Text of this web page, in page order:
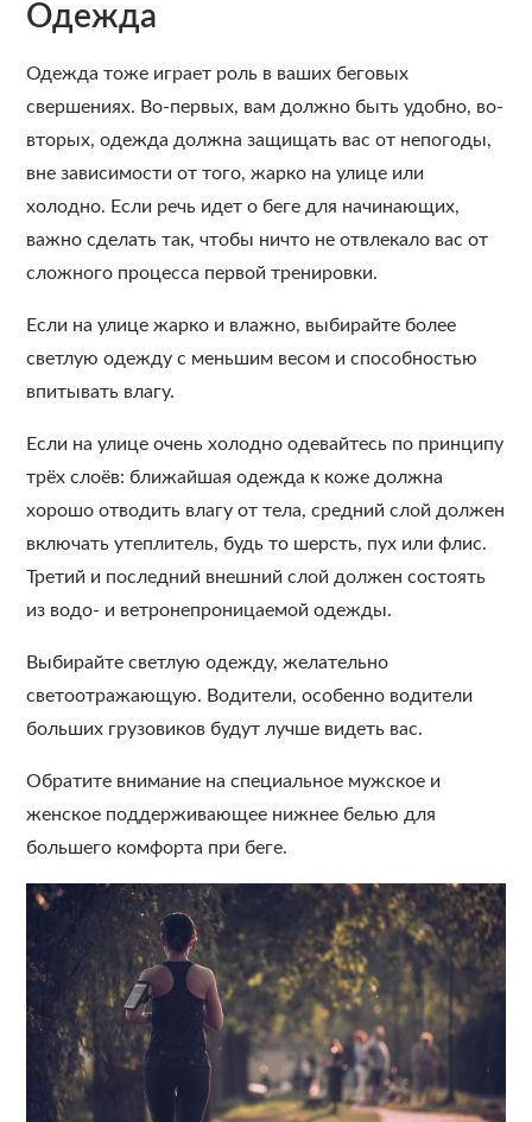
Одежда
Одежда тоже играет роль в ваших беговых
свершениях. Во-первых, вам должно быть удобно, во-
вторых, одежда должна защищать вас от непогоды,
вне зависимости от того, жарко на улице или
холодно. Если речь идет о беге для начинающих,
важно сделать так, чтобы ничто не отвлекало вас от
сложного процесса первой тренировки.
Если на улице жарко и влажно, выбирайте более
светлую одежду с меньшим весом и способностью
впитывать влагу.
Если на улице очень холодно одевайтесь по принципу
трёх слоёв: ближайшая одежда к коже должна
хорошо отводить влагу от тела, средний слой должен
включать утеплитель, будь то шерсть, пух или флис.
Третий и последний внешний слой должен состоять
из водо- и ветронепроницаемой одежды.
Выбирайте светлую одежду, желательно
светоотражающую. Водители, особенно водители
больших грузовиков будут лучше видеть вас.
Обратите внимание на специальное мужское и
женское поддерживающее нижнее белью для
большего комфорта при беге.